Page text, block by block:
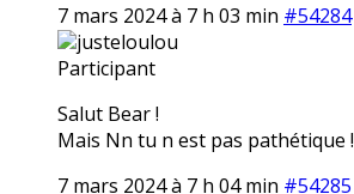
7 mars 2024 à 7 h 03 min #54284
justeloulou
Participant
Salut Bear !
Mais Nn tu n est pas pathétique !
7 mars 2024 à 7 h 04 min #54285